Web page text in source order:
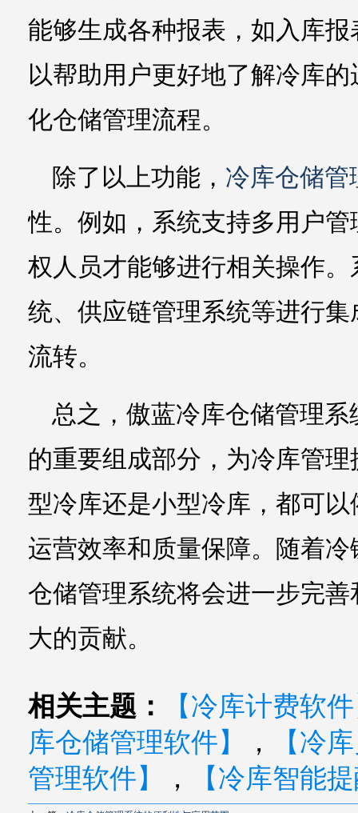
能够生成各种报表，如入库
以帮助用户更好地了解冷库
化仓储管理流程。
除了以上功能， 冷库仓储管
性。例如，系统支持多用户
权人员才能够进行相关操作
统、供应链管理系统等进行
流转。
总之，傲蓝冷库仓储管理
的重要组成部分，为冷库管
型冷库还是小型冷库，都可
运营效率和质量保障。随着
仓储管理系统将会进一步完
大的贡献。
相关主题：
【冷库计费软
库仓储管理软件】
，
【冷
管理软件】
， 【冷库智能